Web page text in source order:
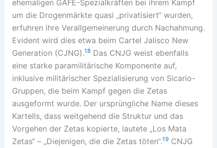
ehemaligen GAFE-Spezialkräften bei ihrem Kampf
um die Drogenmärkte quasi „privatisiert“ wurden,
erfuhren ihre Verallgemeinerung durch Nachahmung.
Evident wird dies etwa beim Cartel Jalisco New
Generation (CJNG).18Das CNJG weist ebenfalls
eine starke paramilitärische Komponente auf,
inklusive militärischer Spezialisierung von Sicario-
Gruppen, die beim Kampf gegen die Zetas
ausgeformt wurde. Der ursprüngliche Name dieses
Kartells, dass weitgehend die Struktur und das
Vorgehen der Zetas kopierte, lautete „Los Mata
Zetas“ – „Diejenigen, die die Zetas töten“.19CNJG